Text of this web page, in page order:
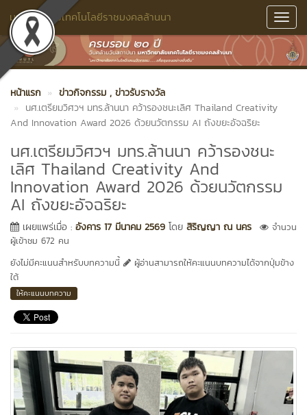
มหาวิทยาลัยเทคโนโลยีราชมงคลล้านนา
หน้าแรก ข่าวกิจกรรม , ข่าวรับรางวัล
นศ.เตรียมวิศวฯ มทร.ล้านนา คว้ารองชนะเลิศ Thailand Creativity
And Innovation Award 2026 ด้วยนวัตกรรม AI ถังขยะอัจฉริยะ
นศ.เตรียมวิศวฯ มทร.ล้านนา คว้ารองชนะ
เลิศ Thailand Creativity And
Innovation Award 2026 ด้วยนวัตกรรม
AI ถังขยะอัจฉริยะ
เผยแพร่เมื่อ : อังคาร 17 มีนาคม 2569 โดย สิริญญา ณ นคร
จำนวน
ผู้เข้าชม 672 คน
ยังไม่มีคะแนนสำหรับบทความนี้
ผู้อ่านสามารถให้คะแนนบทความได้จากปุ่มข้าง
ใต้
ให้คะแนนบทความ